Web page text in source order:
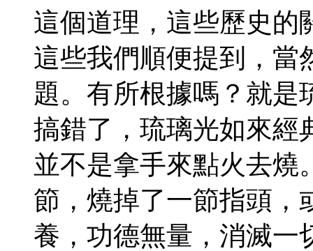
這個道理，這些歷史的
這些我們順便提到，當
題。有所根據嗎？就是
搞錯了，琉璃光如來經
並不是拿手來點火去燒
節，燒掉了一節指頭，
養，功德無量，消滅一